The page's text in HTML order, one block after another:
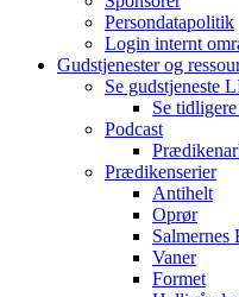
Persondatapolitik
Login internt
Gudstjenester og
Se gudstjeneste
Se
Podcast
Prædikenserier
Antihelt
Oprør
Salmernes
Vaner
Formet